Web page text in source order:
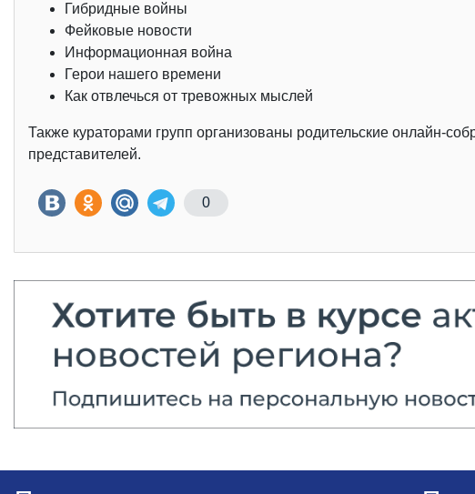
Гибридные войны
Фейковые новости
Информационная война
Герои нашего времени
Как отвлечься от тревожных мыслей
Также кураторами групп организованы родительские онлайн-
представителей.
0